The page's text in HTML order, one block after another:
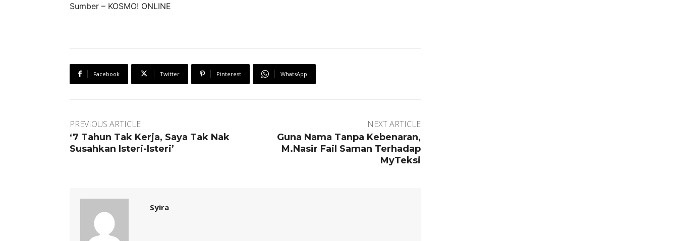
Sumber – KOSMO! ONLINE
Facebook Twitter Pinterest WhatsApp
PREVIOUS ARTICLE
‘7 Tahun Tak Kerja, Saya Tak Nak
Susahkan Isteri-Isteri’
NEXT ARTICLE
Guna Nama Tanpa Kebenaran,
M.Nasir Fail Saman Terhadap
MyTeksi
Syira